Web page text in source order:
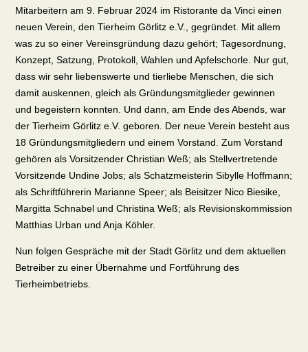
Mitarbeitern am 9. Februar 2024 im Ristorante da Vinci einen
neuen Verein, den Tierheim Görlitz e.V., gegründet. Mit allem
was zu so einer Vereinsgründung dazu gehört; Tagesordnung,
Konzept, Satzung, Protokoll, Wahlen und Apfelschorle. Nur gut,
dass wir sehr liebenswerte und tierliebe Menschen, die sich
damit auskennen, gleich als Gründungsmitglieder gewinnen
und begeistern konnten. Und dann, am Ende des Abends, war
der Tierheim Görlitz e.V. geboren. Der neue Verein besteht aus
18 Gründungsmitgliedern und einem Vorstand. Zum Vorstand
gehören als Vorsitzender Christian Weß; als Stellvertretende
Vorsitzende Undine Jobs; als Schatzmeisterin Sibylle Hoffmann;
als Schriftführerin Marianne Speer; als Beisitzer Nico Biesike,
Margitta Schnabel und Christina Weß; als Revisionskommission
Matthias Urban und Anja Köhler.
Nun folgen Gespräche mit der Stadt Görlitz und dem aktuellen
Betreiber zu einer Übernahme und Fortführung des
Tierheimbetriebs.